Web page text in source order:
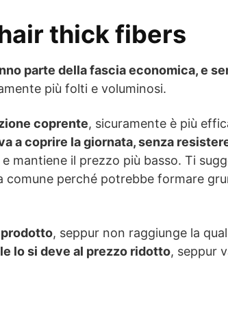
thick fibers
parte della fascia economica, e
più folti e voluminosi.
coprente, sicuramente è più
a coprire la giornata, senza
mantiene il prezzo più basso. Ti
perché potrebbe formare
, seppur non raggiunge la
lo si deve al prezzo ridotto, seppur